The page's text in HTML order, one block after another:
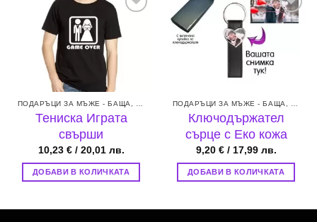
Add to
wishlist
Тениска Играта
свърши
10,23 €/ 20,01 лв.
ДОБАВИ В КОЛИЧКАТА
Add to
Ключодържател
сърце с Еко кожа
9,20 €/ 17,99 лв.
ДОБАВИ В КОЛИЧКАТА